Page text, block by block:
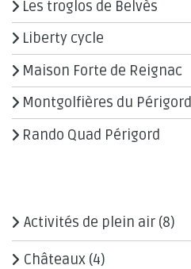
Les troglos de Belvès
Liberty cycle
Maison Forte de Reignac
Montgolfières du Périgord
Rando Quad Périgord
Activités de plein air (8)
Châteaux (4)